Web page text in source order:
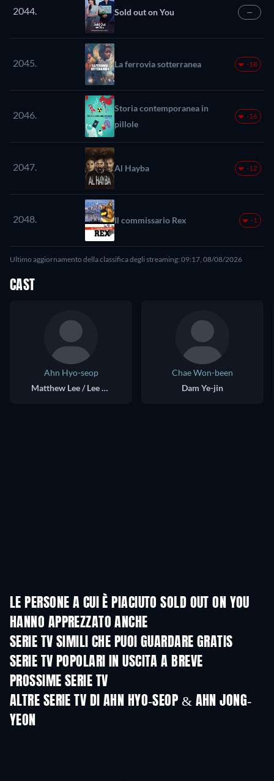
2044. Sold out on You —
2045. La ferrovia sotterranea -18
2046.
Storia contemporanea in
pillole
-16
2047. Al Hayba -12
2048. Il commissario Rex -1
Ultimo aggiornamento della classifica degli streaming: 09:17, 08/08/2026
CAST
Ahn Hyo-seop
Matthew Lee / Lee Hae Seok
Chae Won-been
Dam Ye-jin
LE PERSONE A CUI È PIACIUTO SOLD OUT ON YOU
HANNO APPREZZATO ANCHE
TV
SERIE TV SIMILI CHE PUOI GUARDARE GRATIS
TV
SERIE TV POPOLARI IN USCITA A BREVE
TV TV
PROSSIME SERIE TV
Stagione 6
ALTRE SERIE TV DI AHN HYO-SEOP & AHN JONG-
YEON